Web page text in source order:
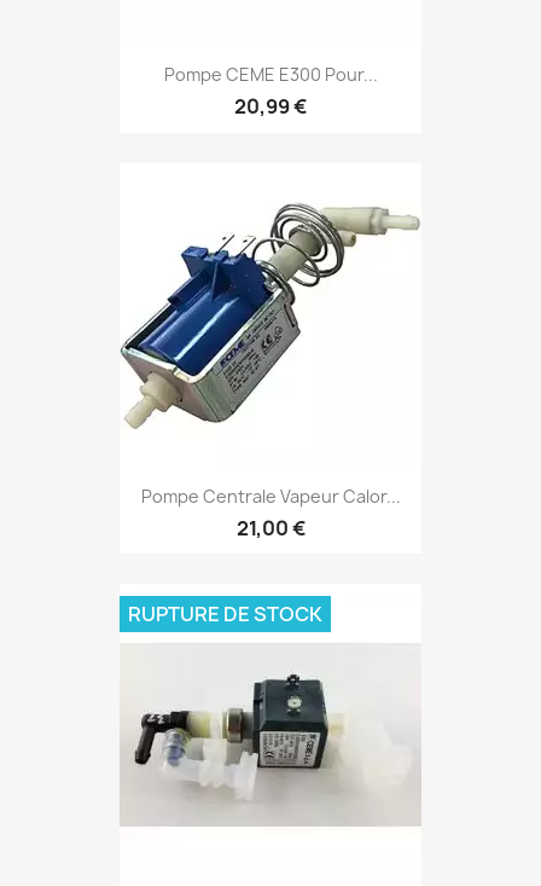
Pompe CEME E300 Pour...
20,99 €
Pompe Centrale Vapeur Calor...
21,00 €
RUPTURE DE STOCK